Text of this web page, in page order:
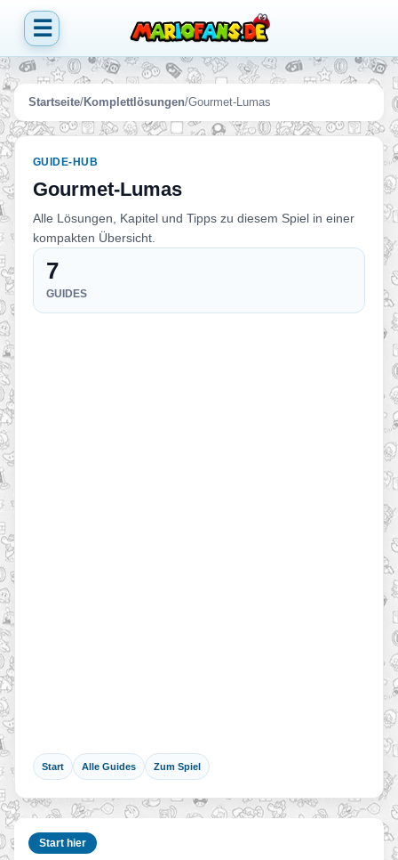
☰
Startseite/Komplettlösungen/Gourmet-Lumas
GUIDE-HUB
Gourmet-Lumas
Alle Lösungen, Kapitel und Tipps zu diesem Spiel in einer
kompakten Übersicht.
7
GUIDES
Start Alle Guides Zum Spiel
Start hier